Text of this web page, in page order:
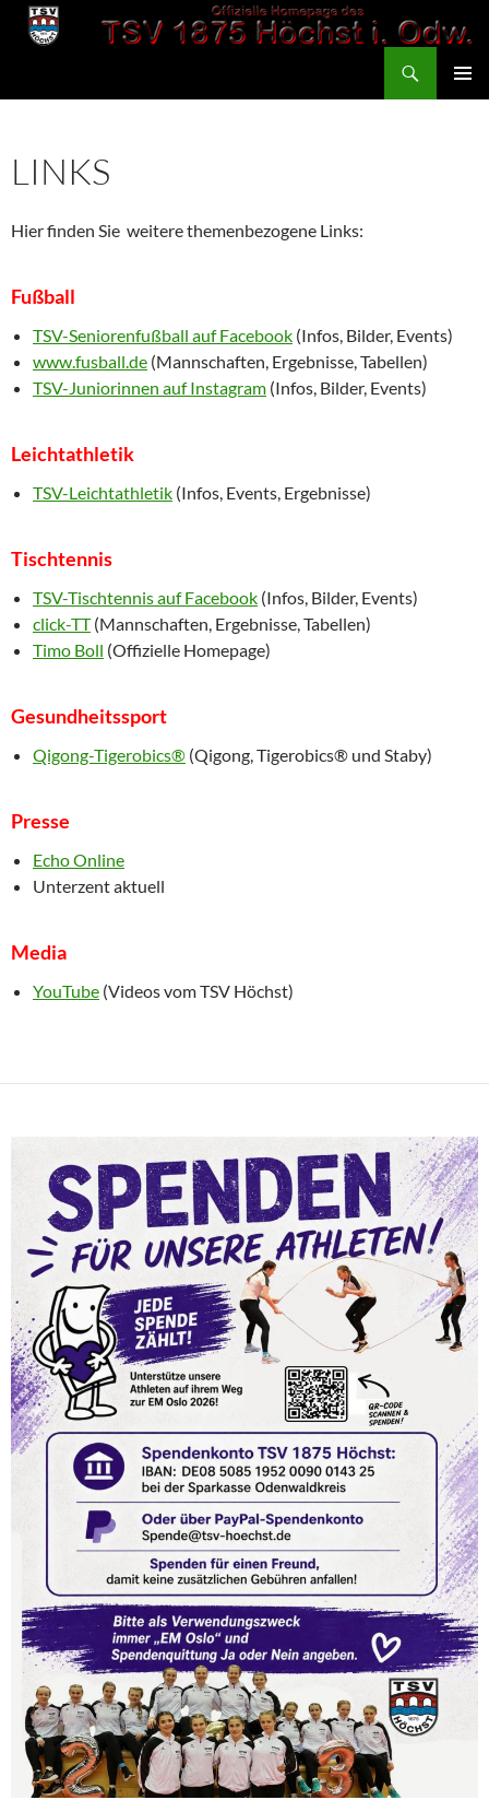
Zum
Inhalt
LINKS
Hier finden Sie weitere themenbezogene Links:
Fußball
TSV-Seniorenfußball auf Facebook (Infos, Bilder, Events)
www.fusball.de (Mannschaften, Ergebnisse, Tabellen)
TSV-Juniorinnen auf Instagram (Infos, Bilder, Events)
Leichtathletik
TSV-Leichtathletik (Infos, Events, Ergebnisse)
Tischtennis
TSV-Tischtennis auf Facebook (Infos, Bilder, Events)
click-TT(Mannschaften, Ergebnisse, Tabellen)
Timo Boll (Offizielle Homepage)
Gesundheitssport
Qigong-Tigerobics® (Qigong, Tigerobics® und Staby)
Presse
Echo Online
Unterzent aktuell
Media
YouTube (Videos vom TSV Höchst)